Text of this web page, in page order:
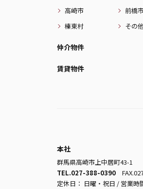
高崎市 前橋
榛東村
その
仲介物件
賃貸物件
本社
群馬県高崎市上中居町43-1
TEL.027-388-0390
定休日： 日曜・祝日 / 営業時